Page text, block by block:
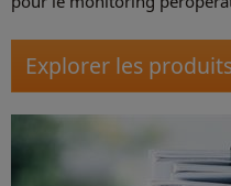
Explorer les